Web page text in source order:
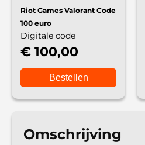
Riot Games Valorant Code
100 euro
Digitale code
€ 100,00
Bestellen
Omschrijving